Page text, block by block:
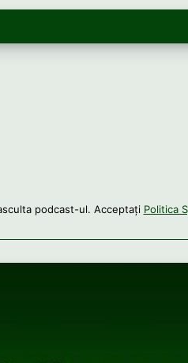
podcast-ul. Acceptați Politica